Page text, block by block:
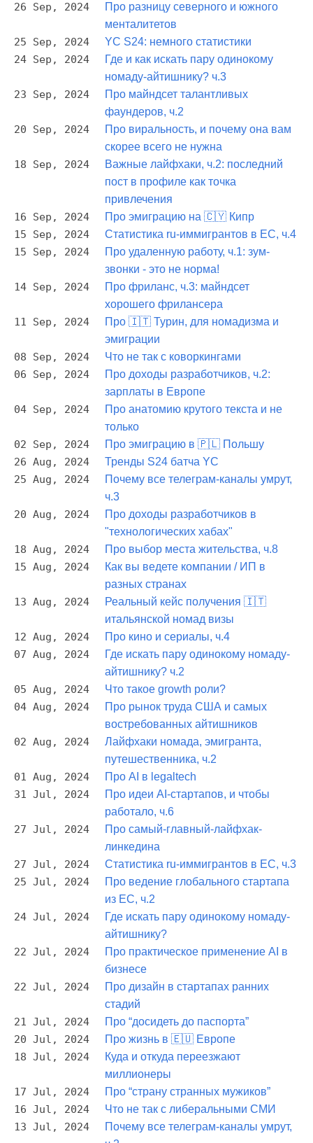
26 Sep, 2024
Про разницу северного и южного
менталитетов
25 Sep, 2024 YC S24: немного статистики
24 Sep, 2024
Где и как искать пару одинокому
номаду-айтишнику? ч.3
23 Sep, 2024
Про майндсет талантливых
фаундеров, ч.2
20 Sep, 2024
Про виральность, и почему она вам
скорее всего не нужна
18 Sep, 2024
Важные лайфхаки, ч.2: последний
пост в профиле как точка
привлечения
16 Sep, 2024 Про эмиграцию на 🇨🇾 Кипр
15 Sep, 2024 Статистика ru-иммигрантов в ЕС, ч.4
15 Sep, 2024
Про удаленную работу, ч.1: зум-
звонки - это не норма!
14 Sep, 2024
Про фриланс, ч.3: майндсет
хорошего фрилансера
11 Sep, 2024
Про 🇮🇹 Турин, для номадизма и
эмиграции
08 Sep, 2024 Что не так с коворкингами
06 Sep, 2024
Про доходы разработчиков, ч.2:
зарплаты в Европе
04 Sep, 2024
Про анатомию крутого текста и не
только
02 Sep, 2024 Про эмиграцию в 🇵🇱 Польшу
26 Aug, 2024 Тренды S24 батча YC
25 Aug, 2024
Почему все телеграм-каналы умрут,
ч.3
20 Aug, 2024
Про доходы разработчиков в
"технологических хабах"
18 Aug, 2024 Про выбор места жительства, ч.8
15 Aug, 2024
Как вы ведете компании / ИП в
разных странах
13 Aug, 2024
Реальный кейс получения 🇮🇹
итальянской номад визы
12 Aug, 2024 Про кино и сериалы, ч.4
07 Aug, 2024
Где искать пару одинокому номаду-
айтишнику? ч.2
05 Aug, 2024 Что такое growth роли?
04 Aug, 2024
Про рынок труда США и самых
востребованных айтишников
02 Aug, 2024
Лайфхаки номада, эмигранта,
путешественника, ч.2
01 Aug, 2024 Про AI в legaltech
31 Jul, 2024
Про идеи AI-стартапов, и чтобы
работало, ч.6
27 Jul, 2024
Про самый-главный-лайфхак-
линкедина
27 Jul, 2024 Статистика ru-иммигрантов в ЕС, ч.3
25 Jul, 2024
Про ведение глобального стартапа
из ЕС, ч.2
24 Jul, 2024
Где искать пару одинокому номаду-
айтишнику?
22 Jul, 2024
Про практическое применение AI в
бизнесе
22 Jul, 2024
Про дизайн в стартапах ранних
стадий
21 Jul, 2024 Про “досидеть до паспорта”
20 Jul, 2024 Про жизнь в 🇪🇺 Европе
18 Jul, 2024
Куда и откуда переезжают
миллионеры
17 Jul, 2024 Про “страну странных мужиков”
16 Jul, 2024 Что не так с либеральными СМИ
13 Jul, 2024
Почему все телеграм-каналы умрут,